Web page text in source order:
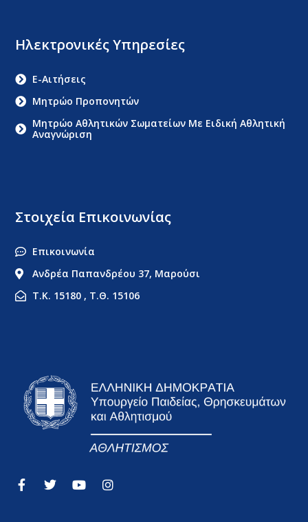
Στοιχεία Επικοινωνίας
Επικοινωνία
Ανδρέα Παπανδρέου 37, Μαρούσι
Τ.Κ. 15180 , Τ.Θ. 15106
Ηλεκτρονικές Υπηρεσίες
E-Αιτήσεις
Μητρώο Προπονητών
Μητρώο Αθλητικών Σωματείων Με Ειδική Αθλητική
Αναγνώριση